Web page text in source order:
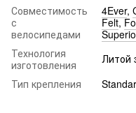
Совместимость
с
велосипедами
4Ever,
Felt,
Технология
изготовления
Литой
Тип крепления